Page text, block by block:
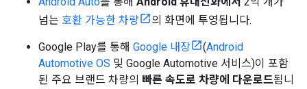
넘는 호환 가능한 차량 의 화면에 투영됩니다.
Google Play를 통해 Google 내장 (Android
Automotive OS 및 Google Automotive 서비스)이 포함
된 주요 브랜드 차량의 빠른 속도로 차량에 다운로드됩니